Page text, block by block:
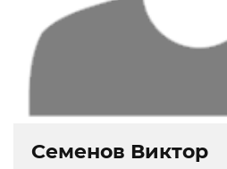
Семенов Виктор